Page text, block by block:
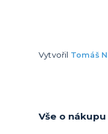
Vytvořil Tomáš
Vše o nákupu